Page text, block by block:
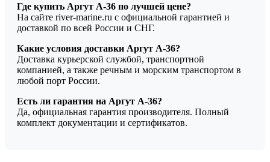
Где купить Аргут А-36 по лучшей цене?
На сайте river-marine.ru с официальной гарантией и
доставкой по всей России и СНГ.
Какие условия доставки Аргут А-36?
Доставка курьерской службой, транспортной
компанией, а также речным и морским транспортом в
любой порт России.
Есть ли гарантия на Аргут А-36?
Да, официальная гарантия производителя. Полный
комплект документации и сертификатов.